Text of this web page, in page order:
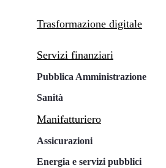
Trasformazione digitale
Servizi finanziari
Pubblica Amministrazione
Sanità
Manifatturiero
Assicurazioni
Energia e servizi pubblici